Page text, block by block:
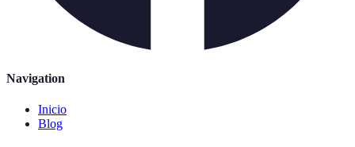
Navigation
Inicio
Blog